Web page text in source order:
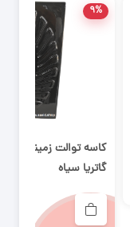
۹%
کاسه توالت زمینی
گاتریا سیاه